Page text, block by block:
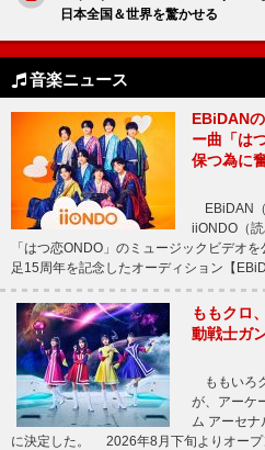
日本全国＆世界を驚かせる
音楽ニュース
EBiDAN
ー曲「は
保つ為に
EBiDAN（
iiONDO（
「はつ恋ONDO」のミュージックビデ
足15周年を記念したオーディション【
ももクロ
動戦士ガ
ももいろ
が、アーケ
ム アーセナ
に決定した。 2026年8月下旬よりオープ